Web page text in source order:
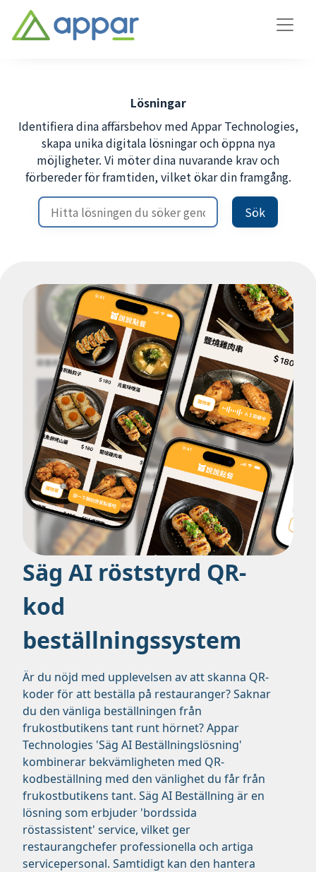
Lösningar
Identifiera dina affärsbehov med Appar Technologies,
skapa unika digitala lösningar och öppna nya
möjligheter. Vi möter dina nuvarande krav och
förbereder för framtiden, vilket ökar din framgång.
Sök
Säg AI röststyrd QR-
kod
beställningssystem
Är du nöjd med upplevelsen av att skanna QR-
koder för att beställa på restauranger? Saknar
du den vänliga beställningen från
frukostbutikens tant runt hörnet? Appar
Technologies 'Säg AI Beställningslösning'
kombinerar bekvämligheten med QR-
kodbeställning med den vänlighet du får från
frukostbutikens tant. Säg AI Beställning är en
lösning som erbjuder 'bordssida
röstassistent' service, vilket ger
restaurangchefer professionella och artiga
servicepersonal. Samtidigt kan den hantera